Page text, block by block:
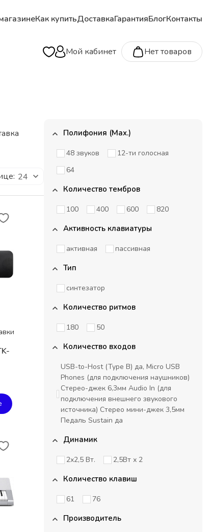
Как купитьДоставкаГарантияБлогКонтакты
Мой кабинет Нет товаров
24
Полифония (Max.)
48 звуков
12-ти голосная
64
Количество тембров
100 400 600 820
Активность клавиатуры
активная пассивная
Тип
синтезатор
Количество ритмов
180 50
Количество входов
USB-to-Host (Type B) да, Micro USB
Phones (для подключения наушников)
Стерео-джек 6,3мм Audio In (для
подключения внешнего звукового
источника) Стерео мини-джек 3,5мм
Педаль Sustain да
Динамик
2x2,5 Вт. 2,5Вт х 2
Количество клавиш
61 76
Производитель